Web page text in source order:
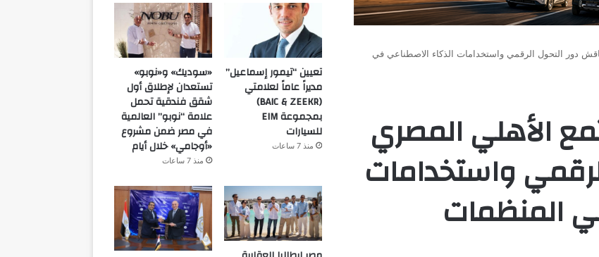
دور التحول الرقمي واستخدامات الذكاء الاصطناعي في
الأهلي المصري
واستخدامات
المنظمات
تعيين “تيمور إسماعيل”
مديراً عاماً لعلامتي
(BAIC & ZEEKR)
بمجموعة EIM
للسيارات
منذ 7 ساعات
«سوديك» و«نوبو»
تستعدان لإطلاق أول
شقق فندقية تحمل
علامة “نوبو” العالمية
في مصر ضمن مشروع
«أوجامي» خلال أيام
منذ 7 ساعات